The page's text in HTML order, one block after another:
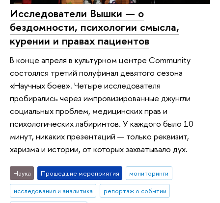
Исследователи Вышки — о
бездомности, психологии смысла,
курении и правах пациентов
В конце апреля в культурном центре Community
состоялся третий полуфинал девятого сезона
«Научных боев». Четыре исследователя
пробирались через импровизированные джунгли
социальных проблем, медицинских прав и
психологических лабиринтов. У каждого было 10
минут, никаких презентаций — только реквизит,
харизма и истории, от которых захватывало дух.
Наука Прошедшие мероприятия
мониторинги
исследования и аналитика
репортаж о событии